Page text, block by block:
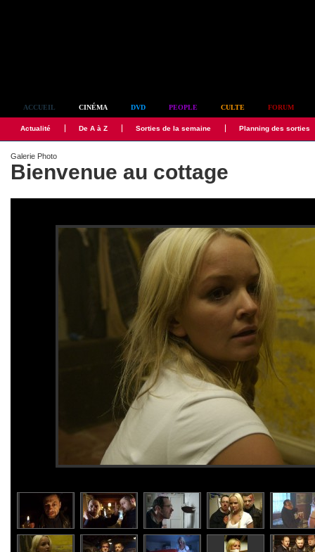
ACCUEIL CINÉMA DVD PEOPLE CULTE FORUM
Actualité De A à Z Sorties de la semaine Planning des sorties
Galerie Photo
Bienvenue au cottage